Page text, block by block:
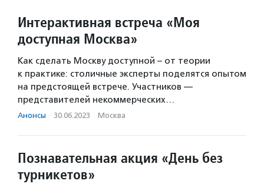
Интерактивная встреча «Моя
доступная Москва»
Как сделать Москву доступной – от теории
к практике: столичные эксперты поделятся опытом
на предстоящей встрече. Участников —
представителей некоммерческих…
Анонсы · 30.06.2023 · Москва
Познавательная акция «День без
турникетов»